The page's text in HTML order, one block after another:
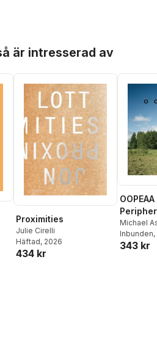
är intresserad av
Proximities
Julie Cirelli
Häftad, 2026
434 kr
Michael
Julie
Kengo
Inbunden
343 kr